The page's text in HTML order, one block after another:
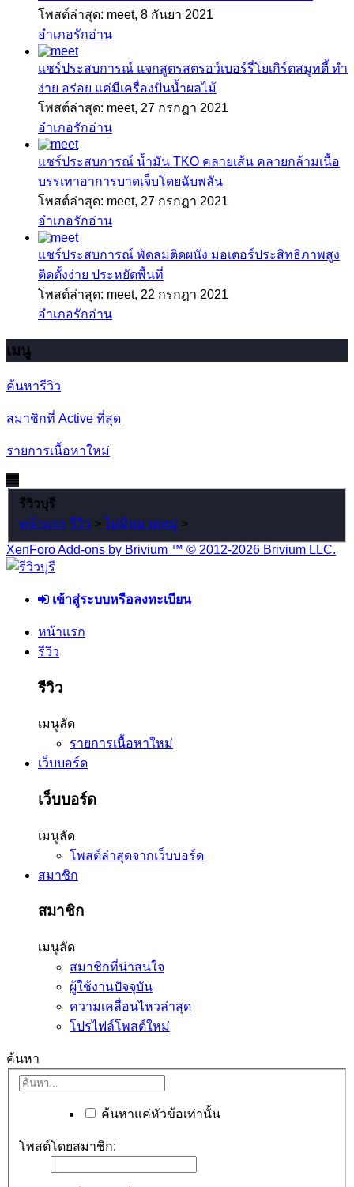
โพสต์ล่าสุด: meet, 8 กันยา 2021
อำเภอรักอ่าน
แชร์ประสบการณ์ แจกสูตรสตรอว์เบอร์รี่โยเกิร์ตสมูทตี้ ทำ
ง่าย อร่อย แค่มีเครื่องปั่นน้ำผลไม้
โพสต์ล่าสุด: meet, 27 กรกฎา 2021
อำเภอรักอ่าน
แชร์ประสบการณ์ น้ำมัน TKO คลายเส้น คลายกล้ามเนื้อ
บรรเทาอาการบาดเจ็บโดยฉับพลัน
โพสต์ล่าสุด: meet, 27 กรกฎา 2021
อำเภอรักอ่าน
แชร์ประสบการณ์ พัดลมติดผนัง มอเตอร์ประสิทธิภาพสูง
ติดตั้งง่าย ประหยัดพื้นที่
โพสต์ล่าสุด: meet, 22 กรกฎา 2021
อำเภอรักอ่าน
เมนู
ค้นหารีวิว
สมาชิกที่ Active ที่สุด
รายการเนื้อหาใหม่
รีวิวบุรี
หน้าแรก รีวิว > ไม่มีหมวดหมู่ >
XenForo Add-ons by Brivium ™ © 2012-2026 Brivium LLC.
เข้าสู่ระบบหรือลงทะเบียน
หน้าแรก
รีวิว
รีวิว
เมนูลัด
รายการเนื้อหาใหม่
เว็บบอร์ด
เว็บบอร์ด
เมนูลัด
โพสต์ล่าสุดจากเว็บบอร์ด
สมาชิก
สมาชิก
เมนูลัด
สมาชิกที่น่าสนใจ
ผู้ใช้งานปัจจุบัน
ความเคลื่อนไหวล่าสุด
โปรไฟล์โพสต์ใหม่
ค้นหา
ค้นหาแค่หัวข้อเท่านั้น
โพสต์โดยสมาชิก: